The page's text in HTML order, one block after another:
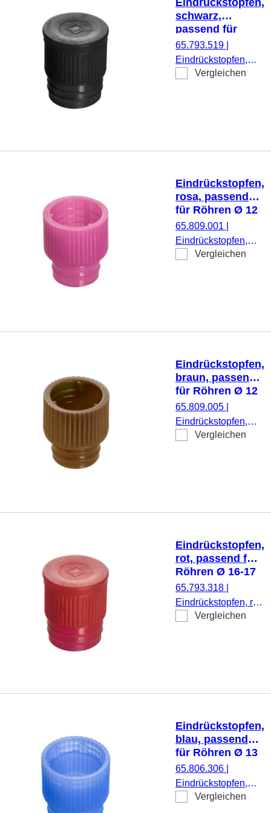
schwarz,
passend für
Röhren Ø 16-17
mm
65.793.519
Eindrückstopfen,
schwarz, passend
Vergleichen
Eindrückstopfen,
rosa, passend
für Röhren Ø 12
mm
65.809.001
Eindrückstopfen,
rosa, passend für
Vergleichen
Eindrückstopfen,
braun, passend
für Röhren Ø 12
mm
65.809.005
Eindrückstopfen,
braun, passend für
Vergleichen
Eindrückstopfen,
rot, passend für
Röhren Ø 16-17
mm
65.793.318
Eindrückstopfen, rot,
passend für Röhren
Vergleichen
Eindrückstopfen,
blau, passend
für Röhren Ø 13
mm
65.806.306
Eindrückstopfen,
blau, passend für
Vergleichen